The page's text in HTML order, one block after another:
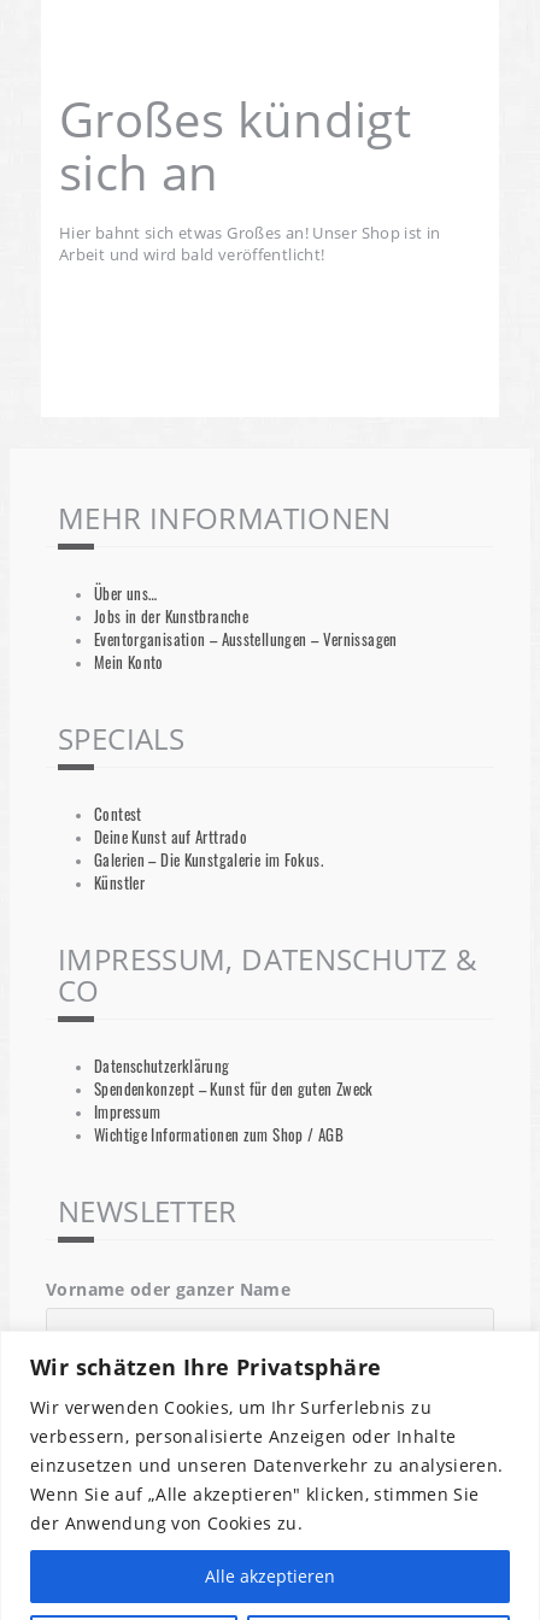
Wir schätzen Ihre Privatsphäre
Wir verwenden Cookies, um Ihr Surferlebnis zu
verbessern, personalisierte Anzeigen oder Inhalte
einzusetzen und unseren Datenverkehr zu analysieren.
Wenn Sie auf „Alle akzeptieren" klicken, stimmen Sie
der Anwendung von Cookies zu.
Alle akzeptieren
Großes kündigt
sich an
Hier bahnt sich etwas Großes an! Unser Shop ist in
Arbeit und wird bald veröffentlicht!
MEHR INFORMATIONEN
Über uns…
Jobs in der Kunstbranche
Eventorganisation – Ausstellungen – Vernissagen
Mein Konto
SPECIALS
Contest
Deine Kunst auf Arttrado
Galerien – Die Kunstgalerie im Fokus.
Künstler
IMPRESSUM, DATENSCHUTZ &
CO
Datenschutzerklärung
Spendenkonzept – Kunst für den guten Zweck
Impressum
Wichtige Informationen zum Shop / AGB
NEWSLETTER
Vorname oder ganzer Name
Email
Indem Du fortfährst, akzeptierst Du unsere
Datenschutzerklärung.